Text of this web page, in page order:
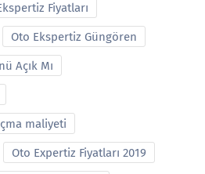
Fiyatları
Oto Ekspertiz Güngören
Açık Mı
maliyeti
Oto Expertiz Fiyatları 2019